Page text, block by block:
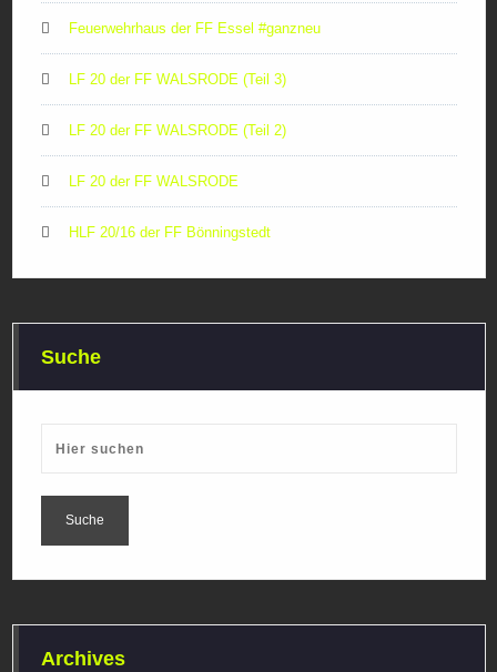
Feuerwehrhaus der FF Essel #ganzneu
LF 20 der FF WALSRODE (Teil 3)
LF 20 der FF WALSRODE (Teil 2)
LF 20 der FF WALSRODE
HLF 20/16 der FF Bönningstedt
Suche
Archives